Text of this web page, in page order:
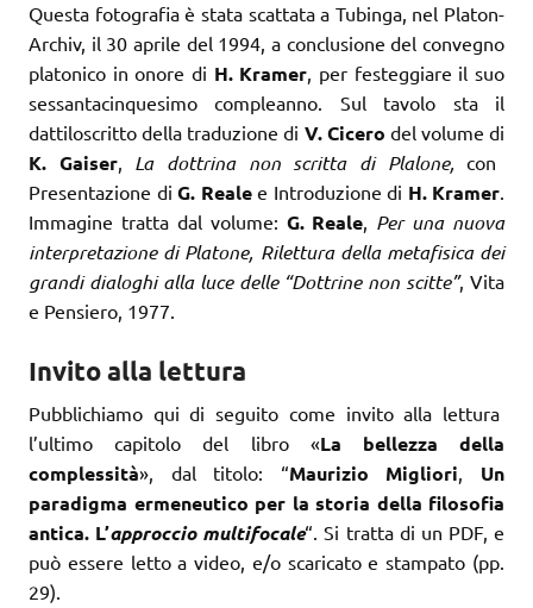
Questa fotografia è stata scattata a Tubinga, nel Platon-
Archiv, il 30 aprile del 1994, a conclusione del convegno
platonico in onore di H. Kramer, per festeggiare il suo
sessantacinquesimo compleanno. Sul tavolo sta il
dattiloscritto della traduzione di V. Cicero del volume di
K. Gaiser, La dottrina non scritta di Plalone,con
Presentazione di G. Realee Introduzione di H. Kramer.
Immagine tratta dal volume: G. Reale, Per una nuova
interpretazione di Platone, Rilettura della metafisica dei
grandi dialoghi alla luce delle “Dottrine non scitte”, Vita
e Pensiero, 1977.
Invito alla lettura
Pubblichiamo qui di seguito come invito alla lettura
l’ultimo capitolo del libro «La bellezza della
complessità», dal titolo: “Maurizio Migliori, Un
paradigma ermeneutico per la storia della filosofia
antica. L’approccio multifocale“. Si tratta di un PDF, e
può essere letto a video, e/o scaricato e stampato (pp.
29).